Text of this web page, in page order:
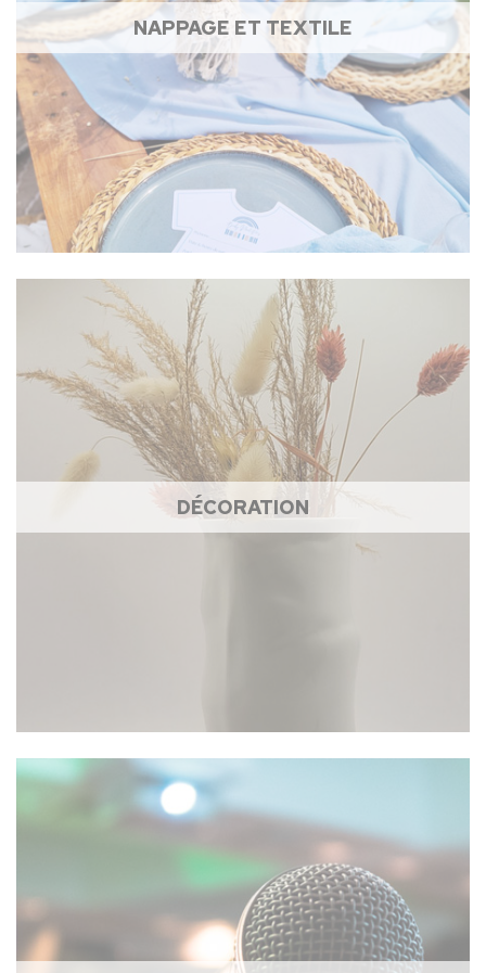
NAPPAGE ET TEXTILE
DÉCORATION